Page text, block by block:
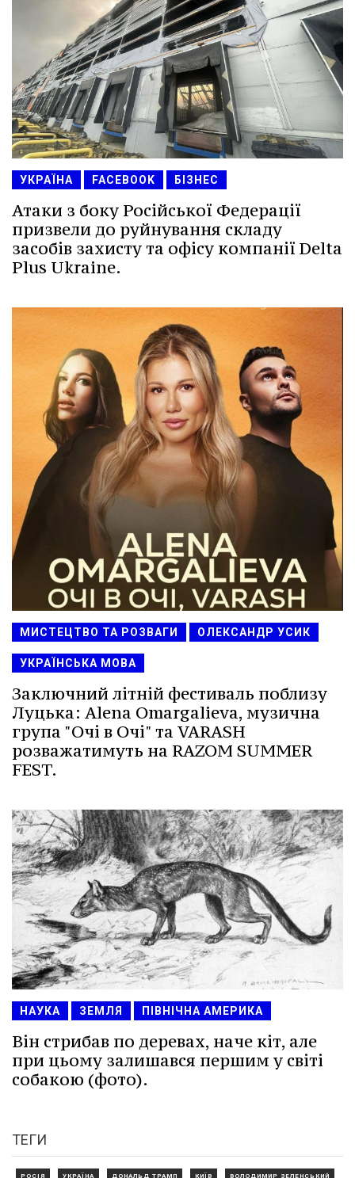
УКРАЇНА FACEBOOK БІЗНЕС
Атаки з боку Російської Федерації
призвели до руйнування складу
засобів захисту та офісу компанії Delta
Plus Ukraine.
МИСТЕЦТВО ТА РОЗВАГИ ОЛЕКСАНДР УСИК
УКРАЇНСЬКА МОВА
Заключний літній фестиваль поблизу
Луцька: Alena Omargalieva, музична
група "Очі в Очі" та VARASH
розважатимуть на RAZOM SUMMER
FEST.
НАУКА ЗЕМЛЯ ПІВНІЧНА АМЕРИКА
Він стрибав по деревах, наче кіт, але
при цьому залишався першим у світі
собакою (фото).
ТЕГИ
РОСІЯ УКРАЇНА ДОНАЛЬД ТРАМП КИЇВ ВОЛОДИМИР ЗЕЛЕНСЬКИЙ